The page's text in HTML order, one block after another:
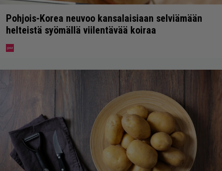
Pohjois-Korea neuvoo kansalaisiaan selviämään
helteistä syömällä viilentävää koiraa